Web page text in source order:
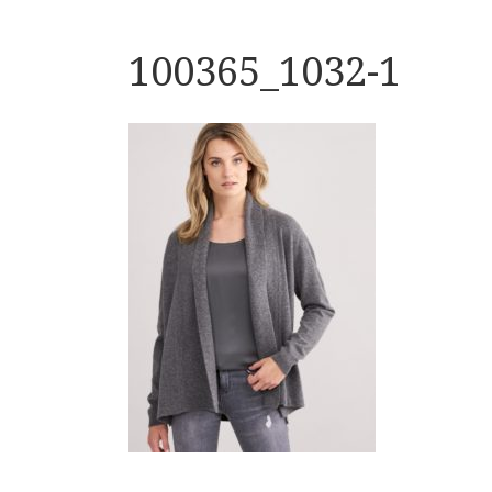
100365_1032-1